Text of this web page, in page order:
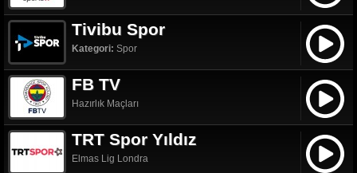
Tivibu Spor
Kategori: Spor
FB TV
Hazırlık Maçları
TRT Spor Yıldız
Elmas Lig Londra